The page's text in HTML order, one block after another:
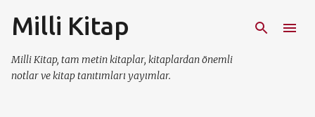
Milli Kitap
Milli Kitap, tam metin kitaplar, kitaplardan önemli
notlar ve kitap tanıtımları yayımlar.